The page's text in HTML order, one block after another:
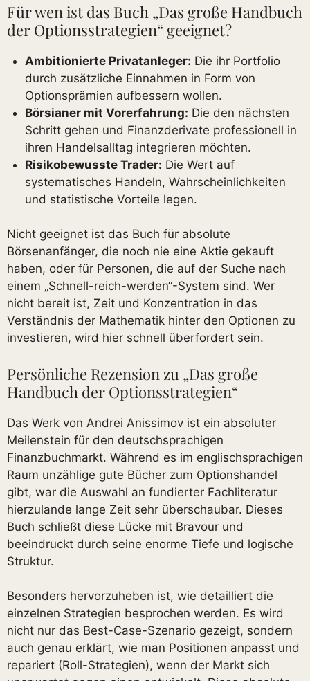
Für wen ist das Buch „Das große Handbuch
der Optionsstrategien“ geeignet?
Ambitionierte Privatanleger: Die ihr Portfolio
durch zusätzliche Einnahmen in Form von
Optionsprämien aufbessern wollen.
Börsianer mit Vorerfahrung: Die den nächsten
Schritt gehen und Finanzderivate professionell in
ihren Handelsalltag integrieren möchten.
Risikobewusste Trader: Die Wert auf
systematisches Handeln, Wahrscheinlichkeiten
und statistische Vorteile legen.
Nicht geeignet ist das Buch für absolute
Börsenanfänger, die noch nie eine Aktie gekauft
haben, oder für Personen, die auf der Suche nach
einem „Schnell-reich-werden“-System sind. Wer
nicht bereit ist, Zeit und Konzentration in das
Verständnis der Mathematik hinter den Optionen zu
investieren, wird hier schnell überfordert sein.
Persönliche Rezension zu „Das große
Handbuch der Optionsstrategien“
Das Werk von Andrei Anissimov ist ein absoluter
Meilenstein für den deutschsprachigen
Finanzbuchmarkt. Während es im englischsprachigen
Raum unzählige gute Bücher zum Optionshandel
gibt, war die Auswahl an fundierter Fachliteratur
hierzulande lange Zeit sehr überschaubar. Dieses
Buch schließt diese Lücke mit Bravour und
beeindruckt durch seine enorme Tiefe und logische
Struktur.
Besonders hervorzuheben ist, wie detailliert die
einzelnen Strategien besprochen werden. Es wird
nicht nur das Best-Case-Szenario gezeigt, sondern
auch genau erklärt, wie man Positionen anpasst und
repariert (Roll-Strategien), wenn der Markt sich